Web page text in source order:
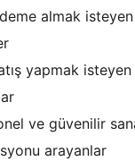
almak isteyen
yapmak isteyen
ve güvenilir
arayanlar